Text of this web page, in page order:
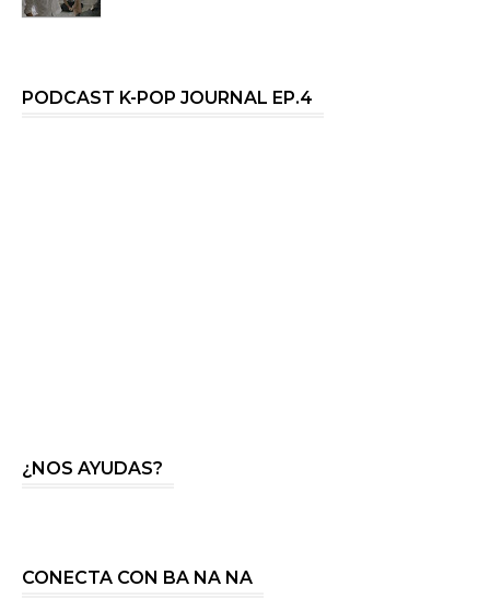
PODCAST K-POP JOURNAL EP.4
¿NOS AYUDAS?
CONECTA CON BA NA NA